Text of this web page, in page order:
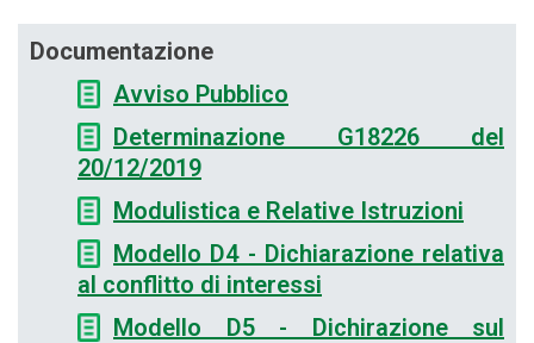
Documentazione
Avviso Pubblico
Determinazione G18226 del
20/12/2019
Modulistica e Relative Istruzioni
Modello D4 - Dichiarazione relativa
al conflitto di interessi
Modello D5 - Dichirazione sul